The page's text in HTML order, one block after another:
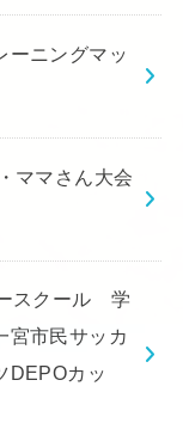
ニングマッ
ママさん大会
スクール 学
市民サッカ
DEPOカッ